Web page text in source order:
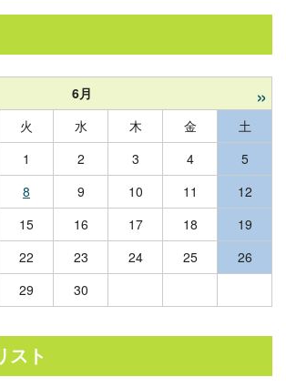
6月 »
火 水 木 金
土
1
2 3 4
5
8 9 10 11
12
15 16 17 18
19
22 23 24 25
26
29 30
スト